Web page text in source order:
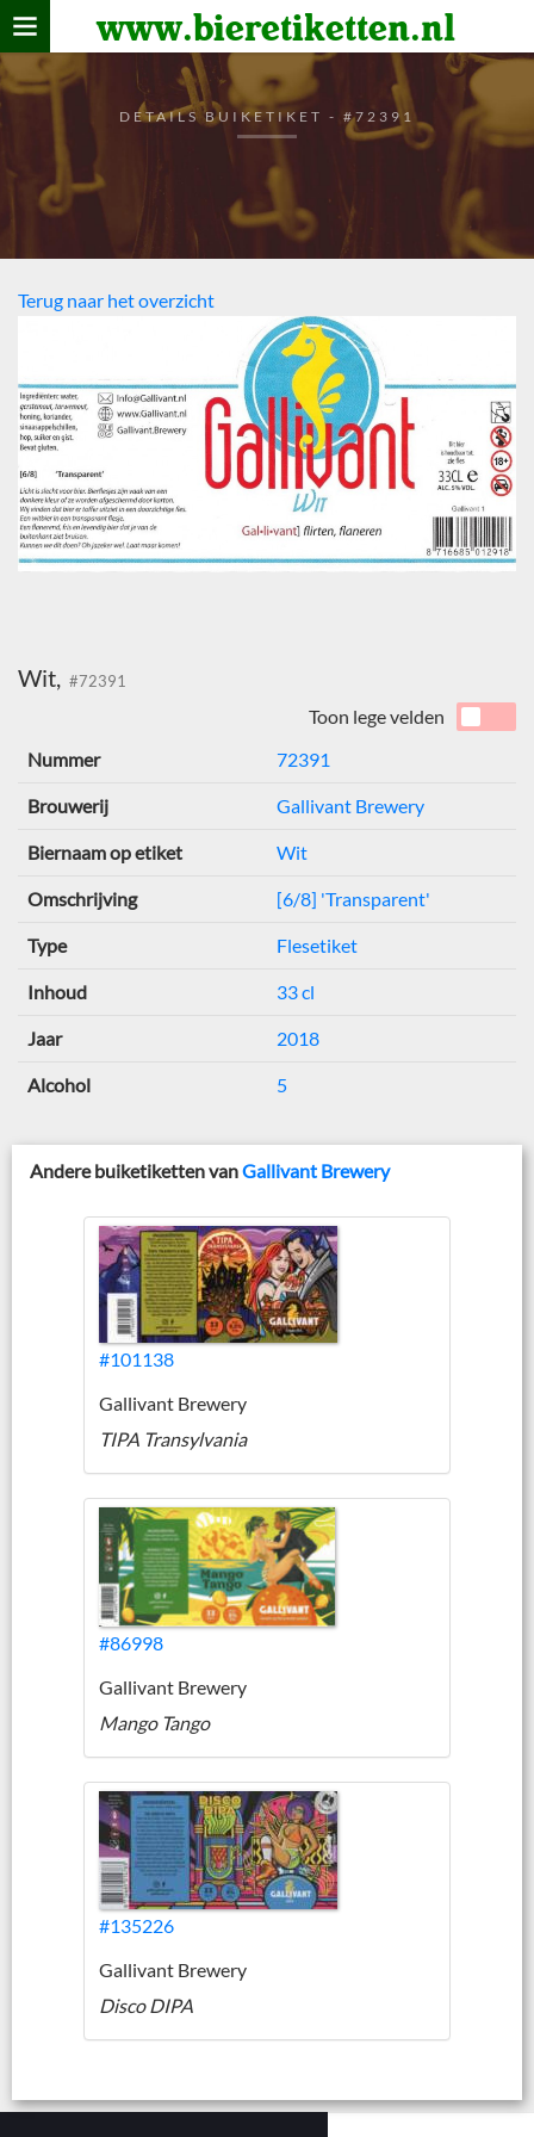
www.bieretiketten.nl
Home
verzamelen
De bierkaart
Bezoekers
DETAILS BUIKETIKET - #72391
Terug naar het overzicht
Wit, #72391
Toon lege velden
Nummer
72391
Brouwerij Gallivant Brewery
Biernaam op etiket Wit
Omschrijving [6/8] 'Transparent'
Type Flesetiket
Inhoud 33 cl
Jaar 2018
Alcohol 5
Andere buiketiketten vanGallivant Brewery
#101138
Gallivant Brewery
TIPA Transylvania
#86998
Gallivant Brewery
Mango Tango
#135226
Gallivant Brewery
Disco DIPA